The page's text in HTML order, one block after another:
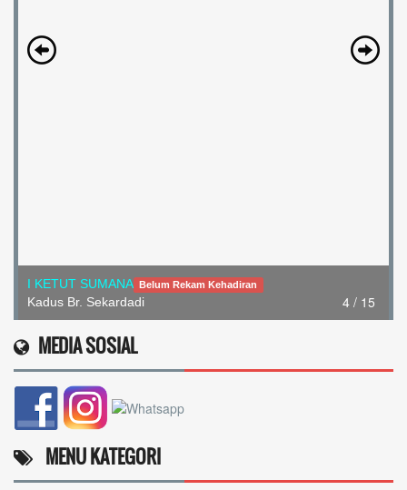
4 / 15
I KETUT SUMANA Belum Rekam Kehadiran
Kadus Br. Sekardadi
MEDIA SOSIAL
MENU KATEGORI